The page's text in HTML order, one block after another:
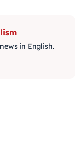
in English.